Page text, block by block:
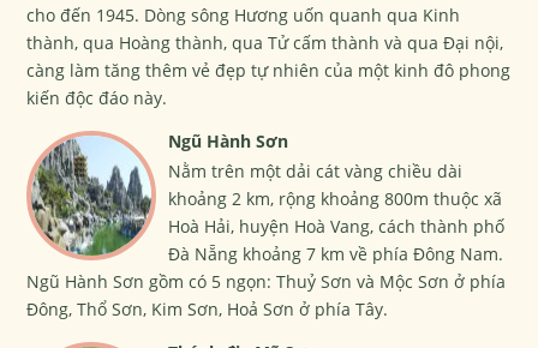
cho đến 1945. Dòng sông Hương uốn quanh qua Kinh
thành, qua Hoàng thành, qua Tử cấm thành và qua Đại nội,
càng làm tăng thêm vẻ đẹp tự nhiên của một kinh đô phong
kiến độc đáo này.
Ngũ Hành Sơn
Nằm trên một dải cát vàng chiều dài
khoảng 2 km, rộng khoảng 800m thuộc xã
Hoà Hải, huyện Hoà Vang, cách thành phố
Đà Nẵng khoảng 7 km về phía Đông Nam.
Ngũ Hành Sơn gồm có 5 ngọn: Thuỷ Sơn và Mộc Sơn ở phía
Đông, Thổ Sơn, Kim Sơn, Hoả Sơn ở phía Tây.